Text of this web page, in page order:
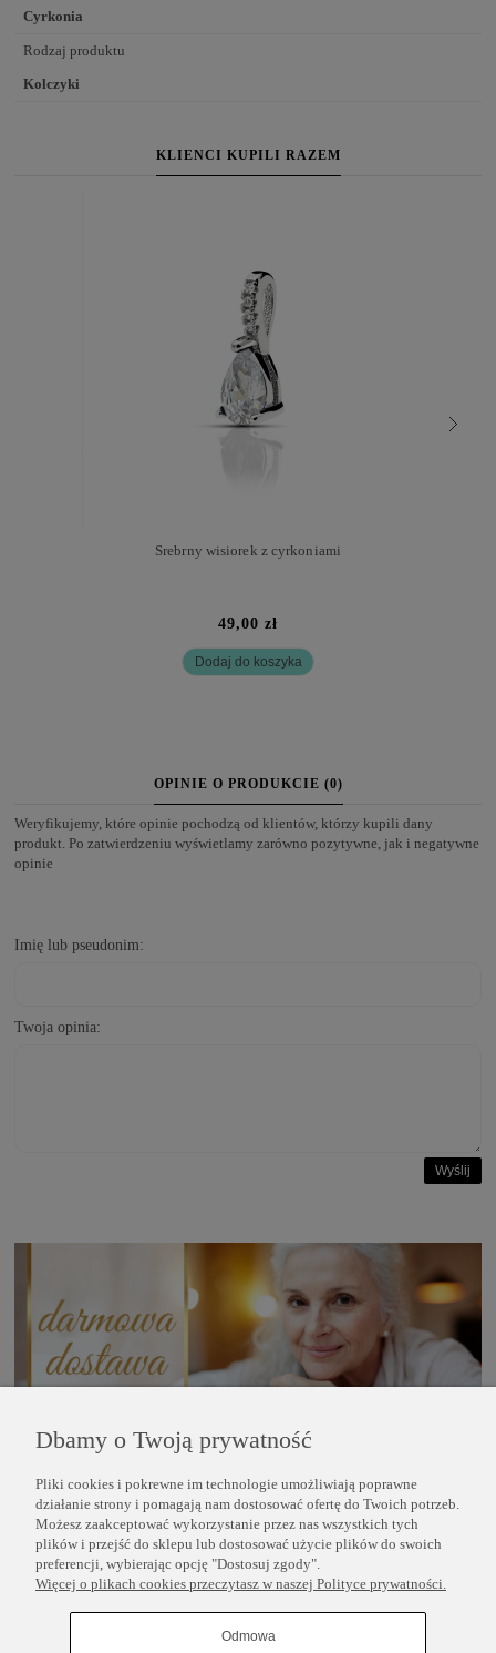
Cyrkonia
Rodzaj produktu
Kolczyki
KLIENCI KUPILI RAZEM
Srebrny wisiorek z cyrkoniami
49,00 zł
Dodaj do koszyka
OPINIE O PRODUKCIE (0)
Weryfikujemy, które opinie pochodzą od klientów, którzy kupili dany
produkt. Po zatwierdzeniu wyświetlamy zarówno pozytywne, jak i negatywne
opinie
Imię lub pseudonim:
Twoja opinia:
Wyślij
POMOC
INFORMACJE
Dbamy o Twoją prywatność
Pliki cookies i pokrewne im technologie umożliwiają poprawne
działanie strony i pomagają nam dostosować ofertę do Twoich potrzeb.
Możesz zaakceptować wykorzystanie przez nas wszystkich tych
plików i przejść do sklepu lub dostosować użycie plików do swoich
preferencji, wybierając opcję "Dostosuj zgody".
Więcej o plikach cookies przeczytasz w naszej Polityce prywatności.
Odmowa